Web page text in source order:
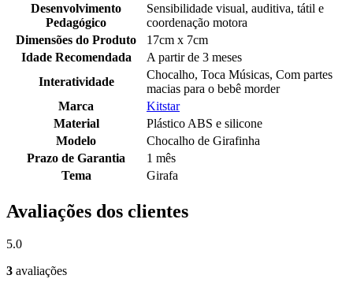
Desenvolvimento
Pedagógico
Sensibilidade visual, auditiva, tátil e
coordenação motora
Dimensões do Produto
17cm x 7cm
Idade Recomendada
A partir de 3 meses
Interatividade
Chocalho, Toca Músicas, Com partes
macias para o bebê morder
Marca
Kitstar
Material
Plástico ABS e silicone
Modelo
Chocalho de Girafinha
Prazo de Garantia
1 mês
Tema
Girafa
Avaliações dos clientes
5.0
3 avaliações